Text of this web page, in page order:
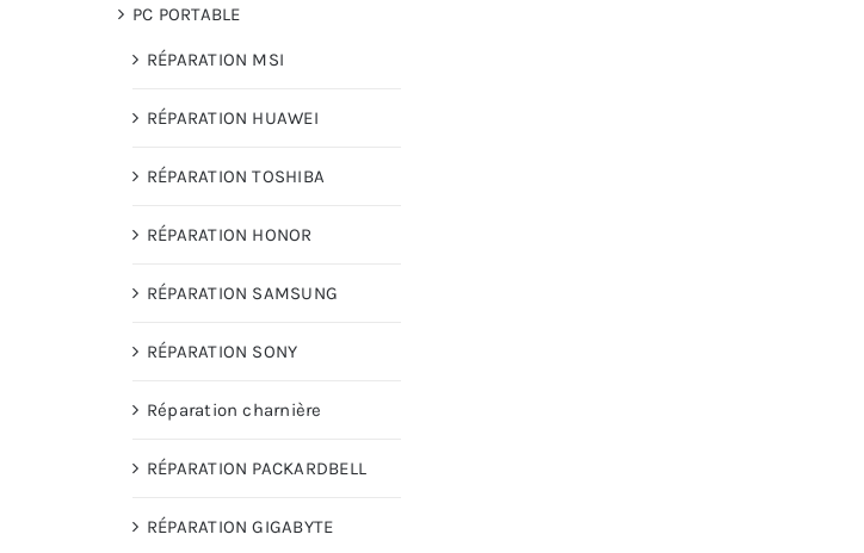
PC PORTABLE
RÉPARATION MSI
RÉPARATION HUAWEI
RÉPARATION TOSHIBA
RÉPARATION HONOR
RÉPARATION SAMSUNG
RÉPARATION SONY
Réparation charnière
RÉPARATION PACKARDBELL
RÉPARATION GIGABYTE